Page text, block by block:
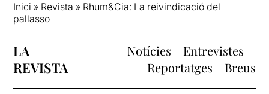
Inici » Revista » Rhum&Cia: La reivindicació del
pallasso
LA
REVISTA
Notícies
Entrevistes
Reportatges
Breus